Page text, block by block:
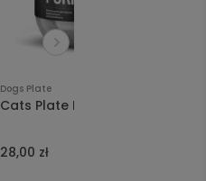
Dogs Plate
Cats Plate Pork 360g
28,00 zł